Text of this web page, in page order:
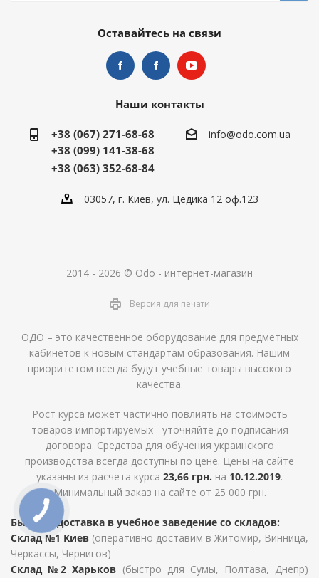
Оставайтесь на связи
Наши контакты
+38 (067) 271-68-68
+38 (099) 141-38-68
+38 (063) 352-68-84
info@odo.com.ua
03057, г. Киев, ул. Цедика 12 оф.123
2014 - 2026 © Odo - интернет-магазин
Версия для печати
ОДО – это качественное оборудование для предметных
кабинетов к новым стандартам образования. Нашим
приоритетом всегда будут учебные товары высокого
качества.
Рост курса может частично повлиять на стоимость
товаров импортируемых - уточняйте до подписания
договора. Средства для обучения украинского
производства всегда доступны по цене. Цены на сайте
указаны из расчета курса 23,66 грн. на 10.12.2019.
Минимальный заказ на сайте от 25 000 грн.
Быстрая доставка в учебное заведение со складов:
Склад №1 Киев (оперативно доставим в Житомир, Винница,
Черкассы, Чернигов)
Склад №2 Харьков (быстро для Сумы, Полтава, Днепр)